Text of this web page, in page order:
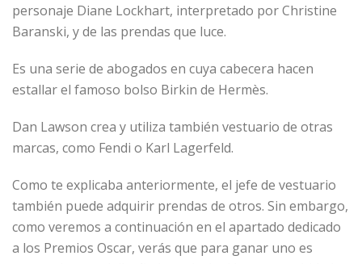
personaje Diane Lockhart, interpretado por Christine
Baranski, y de las prendas que luce.
Es una serie de abogados en cuya cabecera hacen
estallar el famoso bolso Birkin de Hermès.
Dan Lawson crea y utiliza también vestuario de otras
marcas, como Fendi o Karl Lagerfeld.
Como te explicaba anteriormente, el jefe de vestuario
también puede adquirir prendas de otros. Sin embargo,
como veremos a continuación en el apartado dedicado
a los Premios Oscar, verás que para ganar uno es